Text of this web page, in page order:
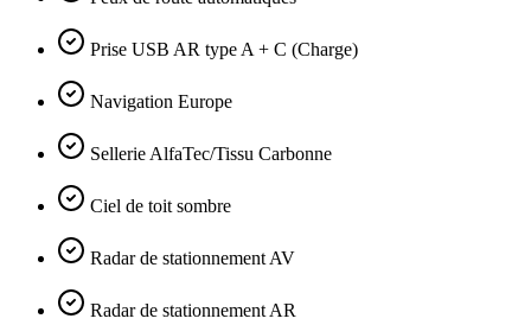
Prise USB AR type A + C (Charge)
Navigation Europe
Sellerie AlfaTec/Tissu Carbonne
Ciel de toit sombre
Radar de stationnement AV
Radar de stationnement AR